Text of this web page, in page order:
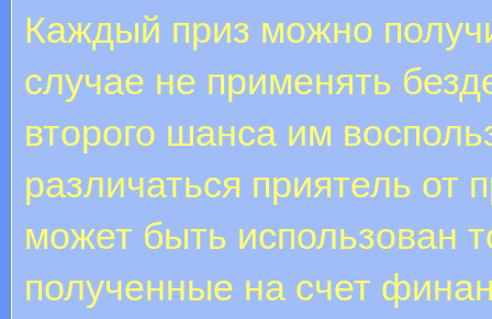
Каждый приз можно
случае не применять
второго шанса им
различаться приятель от
может быть использован
полученные на счет